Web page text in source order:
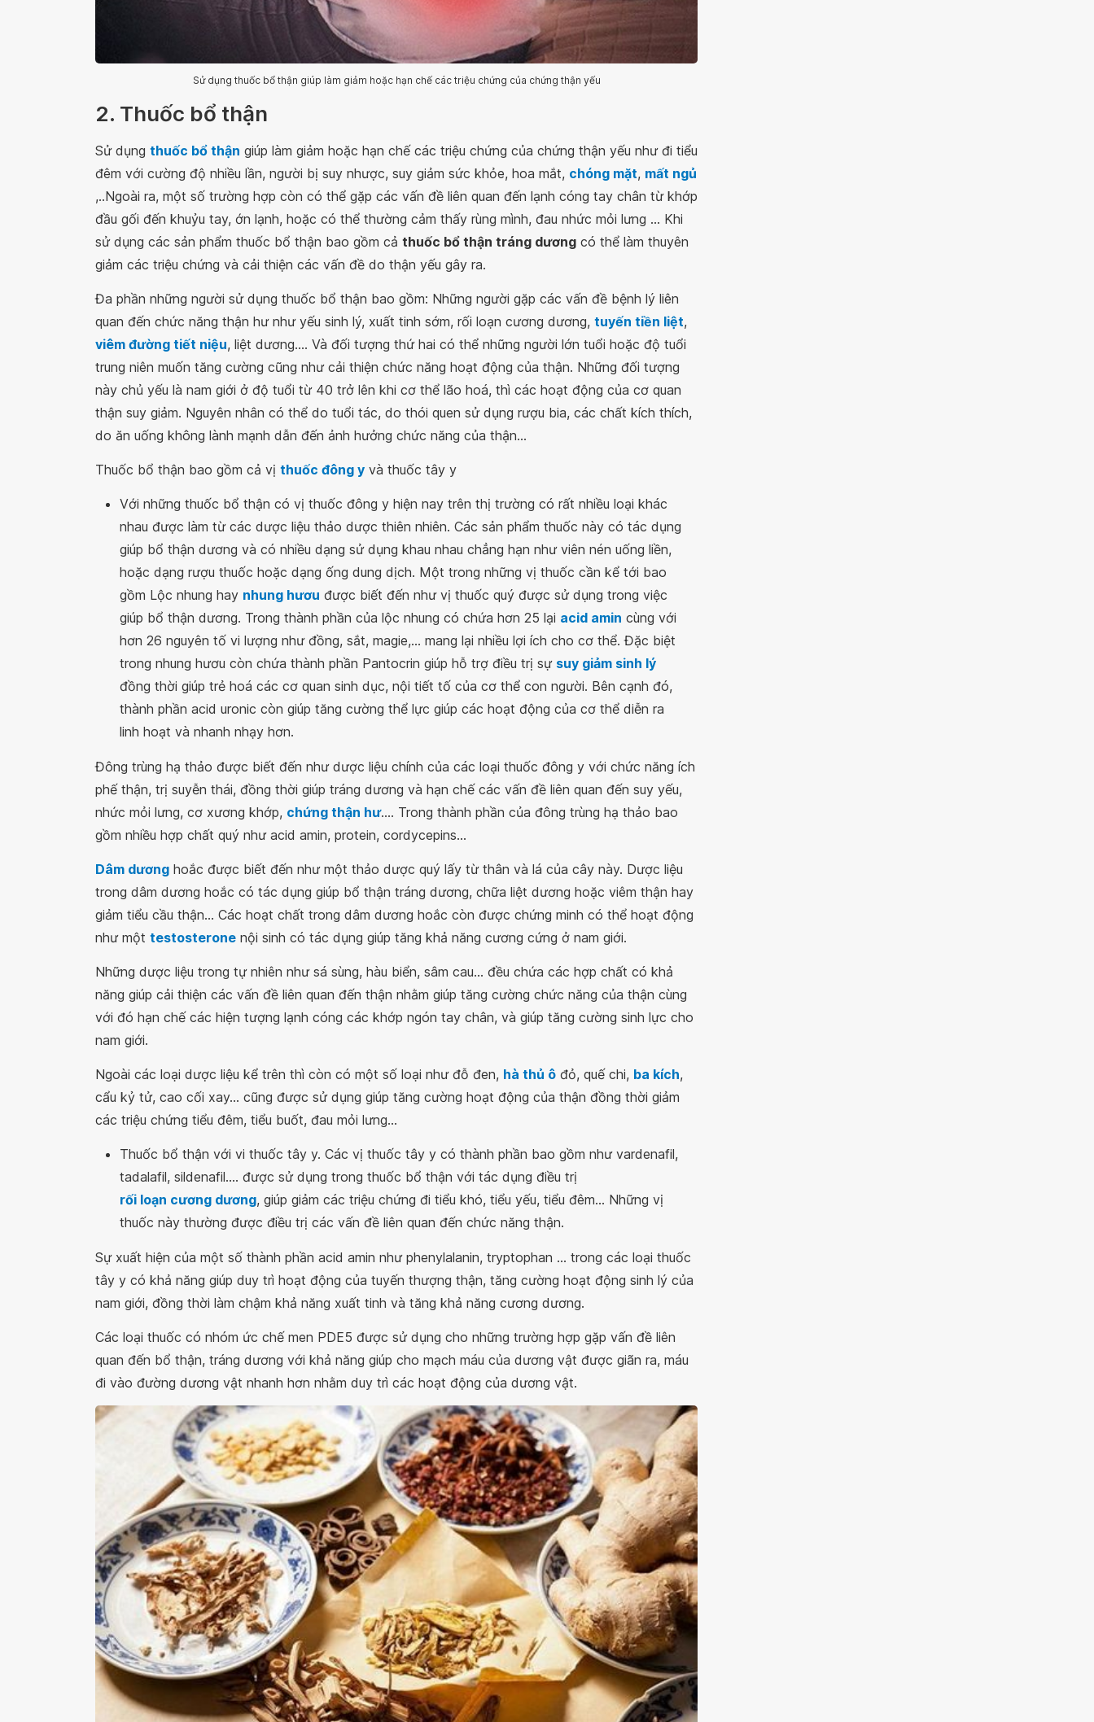
Sử dụng thuốc bổ thận giúp làm giảm hoặc hạn chế các triệu chứng của chứng thận yếu
2. Thuốc bổ thận
Sử dụng thuốc bổ thận giúp làm giảm hoặc hạn chế các triệu chứng của chứng thận yếu như đi tiểu
đêm với cường độ nhiều lần, người bị suy nhược, suy giảm sức khỏe, hoa mắt, chóng mặt, mất ngủ
,..Ngoài ra, một số trường hợp còn có thể gặp các vấn đề liên quan đến lạnh cóng tay chân từ khớp
đầu gối đến khuỷu tay, ớn lạnh, hoặc có thể thường cảm thấy rùng mình, đau nhức mỏi lưng ... Khi
sử dụng các sản phẩm thuốc bổ thận bao gồm cả thuốc bổ thận tráng dương có thể làm thuyên
giảm các triệu chứng và cải thiện các vấn đề do thận yếu gây ra.
Đa phần những người sử dụng thuốc bổ thận bao gồm: Những người gặp các vấn đề bệnh lý liên
quan đến chức năng thận hư như yếu sinh lý, xuất tinh sớm, rối loạn cương dương, tuyến tiền liệt,
viêm đường tiết niệu, liệt dương.... Và đối tượng thứ hai có thể những người lớn tuổi hoặc độ tuổi
trung niên muốn tăng cường cũng như cải thiện chức năng hoạt động của thận. Những đối tượng
này chủ yếu là nam giới ở độ tuổi từ 40 trở lên khi cơ thể lão hoá, thì các hoạt động của cơ quan
thận suy giảm. Nguyên nhân có thể do tuổi tác, do thói quen sử dụng rượu bia, các chất kích thích,
do ăn uống không lành mạnh dẫn đến ảnh hưởng chức năng của thận...
Thuốc bổ thận bao gồm cả vị thuốc đông y và thuốc tây y
Với những thuốc bổ thận có vị thuốc đông y hiện nay trên thị trường có rất nhiều loại khác
nhau được làm từ các dược liệu thảo dược thiên nhiên. Các sản phẩm thuốc này có tác dụng
giúp bổ thận dương và có nhiều dạng sử dụng khau nhau chẳng hạn như viên nén uống liền,
hoặc dạng rượu thuốc hoặc dạng ống dung dịch. Một trong những vị thuốc cần kể tới bao
gồm Lộc nhung hay nhung hươu được biết đến như vị thuốc quý được sử dụng trong việc
giúp bổ thận dương. Trong thành phần của lộc nhung có chứa hơn 25 lại acid amin cùng với
hơn 26 nguyên tố vi lượng như đồng, sắt, magie,... mang lại nhiều lợi ích cho cơ thể. Đặc biệt
trong nhung hươu còn chứa thành phần Pantocrin giúp hỗ trợ điều trị sự suy giảm sinh lý
đồng thời giúp trẻ hoá các cơ quan sinh dục, nội tiết tố của cơ thể con người. Bên cạnh đó,
thành phần acid uronic còn giúp tăng cường thể lực giúp các hoạt động của cơ thể diễn ra
linh hoạt và nhanh nhạy hơn.
Đông trùng hạ thảo được biết đến như dược liệu chính của các loại thuốc đông y với chức năng ích
phế thận, trị suyễn thái, đồng thời giúp tráng dương và hạn chế các vấn đề liên quan đến suy yếu,
nhức mỏi lưng, cơ xương khớp, chứng thận hư.... Trong thành phần của đông trùng hạ thảo bao
gồm nhiều hợp chất quý như acid amin, protein, cordycepins...
Dâm dương hoắc được biết đến như một thảo dược quý lấy từ thân và lá của cây này. Dược liệu
trong dâm dương hoắc có tác dụng giúp bổ thận tráng dương, chữa liệt dương hoặc viêm thận hay
giảm tiểu cầu thận... Các hoạt chất trong dâm dương hoắc còn được chứng minh có thể hoạt động
như một testosterone nội sinh có tác dụng giúp tăng khả năng cương cứng ở nam giới.
Những dược liệu trong tự nhiên như sá sùng, hàu biển, sâm cau... đều chứa các hợp chất có khả
năng giúp cải thiện các vấn đề liên quan đến thận nhằm giúp tăng cường chức năng của thận cùng
với đó hạn chế các hiện tượng lạnh cóng các khớp ngón tay chân, và giúp tăng cường sinh lực cho
nam giới.
Ngoài các loại dược liệu kể trên thì còn có một số loại như đỗ đen, hà thủ ô đỏ, quế chi, ba kích,
cẩu kỷ tử, cao cối xay... cũng được sử dụng giúp tăng cường hoạt động của thận đồng thời giảm
các triệu chứng tiểu đêm, tiểu buốt, đau mỏi lưng...
Thuốc bổ thận với vi thuốc tây y. Các vị thuốc tây y có thành phần bao gồm như vardenafil,
tadalafil, sildenafil.... được sử dụng trong thuốc bổ thận với tác dụng điều trị
rối loạn cương dương, giúp giảm các triệu chứng đi tiểu khó, tiểu yếu, tiểu đêm... Những vị
thuốc này thường được điều trị các vấn đề liên quan đến chức năng thận.
Sự xuất hiện của một số thành phần acid amin như phenylalanin, tryptophan ... trong các loại thuốc
tây y có khả năng giúp duy trì hoạt động của tuyến thượng thận, tăng cường hoạt động sinh lý của
nam giới, đồng thời làm chậm khả năng xuất tinh và tăng khả năng cương dương.
Các loại thuốc có nhóm ức chế men PDE5 được sử dụng cho những trường hợp gặp vấn đề liên
quan đến bổ thận, tráng dương với khả năng giúp cho mạch máu của dương vật được giãn ra, máu
đi vào đường dương vật nhanh hơn nhằm duy trì các hoạt động của dương vật.